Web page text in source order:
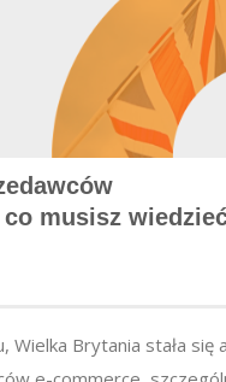
musisz
Brytania stała się